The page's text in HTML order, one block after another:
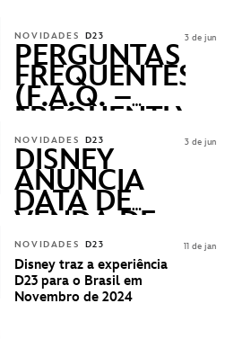
NOVIDADES D23
PERGUNTAS
FREQUENTES
(F.A.Q. –
FREQUENTLY
ASKED
QUESTIONS)
3 de jun
NOVIDADES D23
DISNEY
ANUNCIA
DATA DE
VENDA DE
INGRESSOS
PARA A D23
BRASIL -
UMA
3 de jun
NOVIDADES D23
Disney traz a experiência
D23 para o Brasil em
Novembro de 2024
11 de jan